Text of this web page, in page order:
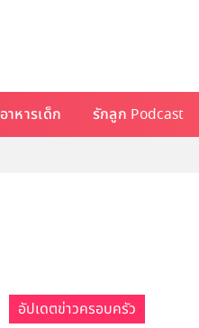
อาหารเด็ก รักลูก Podcast
อัปเดตข่าวครอบครัว